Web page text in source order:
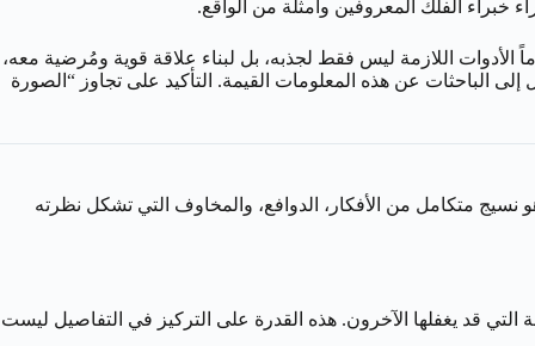
خبراء الفلك المعروفين وأمثلة من الواقع.
اللازمة ليس فقط لجذبه، بل لبناء علاقة قوية ومُرضية معه،
الباحثات عن هذه المعلومات القيمة. التأكيد على تجاوز “الصورة
متكامل من الأفكار، الدوافع، والمخاوف التي تشكل نظرته
التي قد يغفلها الآخرون. هذه القدرة على التركيز في التفاصيل ليست